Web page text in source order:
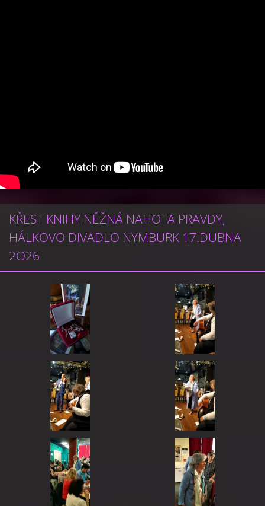
KŘEST KNIHY NĚŽNÁ NAHOTA PRAVDY,
HÁLKOVO DIVADLO NYMBURK 17.DUBNA
2O26